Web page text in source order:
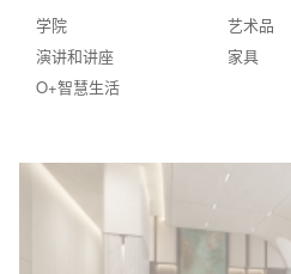
学院
演讲和讲座
O+智慧生活
艺术品
家具